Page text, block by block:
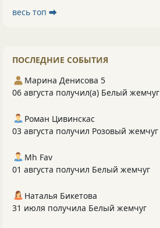
весь топ ⮕
ПОСЛЕДНИЕ СОБЫТИЯ
Марина Денисова 5
06 августа получил(а) Белый жемчуг
Роман Цивинскас
03 августа получил Розовый жемчуг
Mh Fav
01 августа получил Белый жемчуг
Наталья Бикетова
31 июля получила Белый жемчуг